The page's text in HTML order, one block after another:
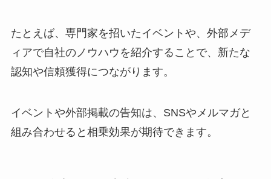
たとえば、専門家を招いたイベントや、外部メデ
ィアで自社のノウハウを紹介することで、新たな
認知や信頼獲得につながります。
イベントや外部掲載の告知は、SNSやメルマガと
組み合わせると相乗効果が期待できます。